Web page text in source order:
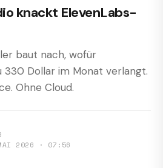
knackt ElevenLabs-
baut nach, wofür
330 Dollar im Monat verlangt.
Ohne Cloud.
MAI 2026 · 07:56